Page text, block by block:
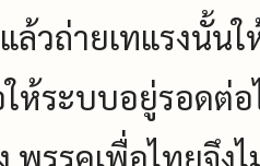
วถ่ายเทแรงนั้นใ
ให้ระบบอยู่รอดต่
พรรคเพื่อไทยจึ